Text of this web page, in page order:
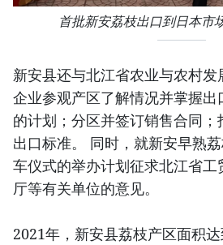
首批新安荔枝出口到日本市
新安县还与北江省农业与农村
企业参观产区了解情况并掌握
的计划；分区并签订销售合同
出口标准。 同时，就新安早熟
车仪式的举办计划征求北江省
厅等有关单位的意见。
2021年，新安县荔枝产区面积